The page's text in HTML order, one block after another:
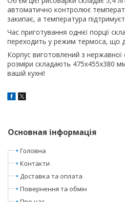
автоматично контролює
закипає, а температура
Час приготування однієї порції
переходить у режим термоса, що
Корпус виготовлений з нержавної
розміри складають 475x455x380
вашій кухні!
Основная інформація
Головна
Контакти
Доставка та оплата
Повернення та обмін